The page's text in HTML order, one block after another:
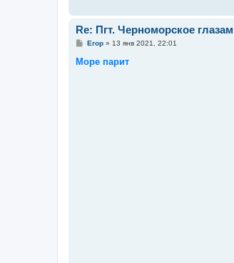
Re: Пгт. Черноморское
С
о
Егор» 13 янв 2021, 22:01
Море парит